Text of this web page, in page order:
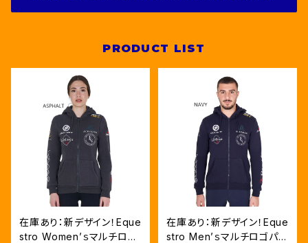
PRODUCT LIST
在庫あり：新デザイン！Eque
stro Women’ｓマルチロゴ
在庫あり：新デザイン！Eque
stro Men’ｓマルチロゴパー